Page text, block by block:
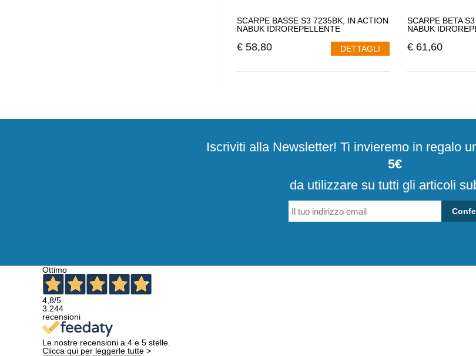
SCARPE BASSE S3 7235BK, IN ACTION
NABUK IDROREPELLENTE
€ 58,80 DETTAGLI
SCARPE BETA
NABUK
€ 61,60
Iscriviti alla Newsletter! Ti invieremo in regalo
5€
da utilizzare su tutti gli articoli
Ottimo
4,8/5
3.244
recensioni
Le nostre recensioni a 4 e 5 stelle.
Clicca qui per leggerle tutte >